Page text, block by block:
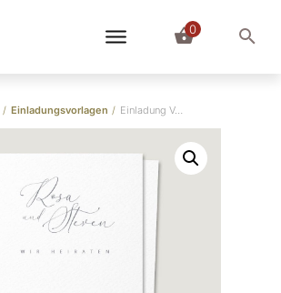
0
/ Einladungsvorlagen / Einladung Vorlage “Rosa+Seven” (für Word)